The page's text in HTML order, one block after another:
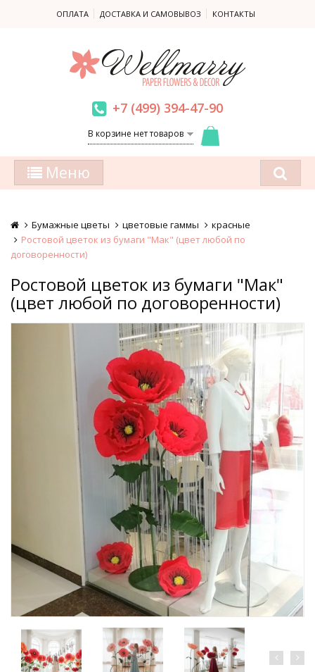
ОПЛАТА ДОСТАВКА И САМОВЫВОЗ КОНТАКТЫ
+7 (499) 394-47-90
В корзине нет товаров
Меню
Бумажные цветы цветовые гаммы
красные
Ростовой цветок из бумаги "Мак" (цвет любой по
договоренности)
Ростовой цветок из бумаги "Мак"
(цвет любой по договоренности)